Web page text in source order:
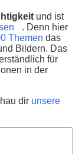
und ist
. Denn hier
Themen das
Bildern. Das
für
in der
dir unsere